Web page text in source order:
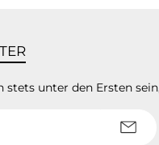
unter den Ersten